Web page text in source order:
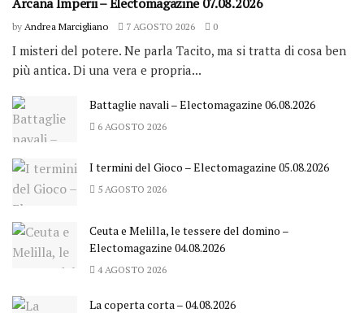
by Andrea Marcigliano 7 AGOSTO 2026 0
I misteri del potere. Ne parla Tacito, ma si tratta di cosa ben
più antica. Di una vera e propria...
Battaglie navali – Electomagazine 06.08.2026
6 AGOSTO 2026
I termini del Gioco – Electomagazine 05.08.2026
5 AGOSTO 2026
Ceuta e Melilla, le tessere del domino –
Electomagazine 04.08.2026
4 AGOSTO 2026
La coperta corta – 04.08.2026